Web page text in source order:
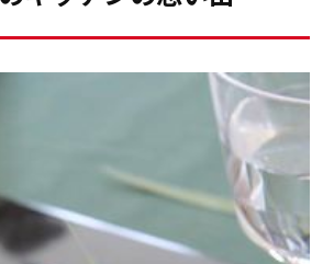
いるだけで、「クリナップ キッチンに
漆器と組み合わせてコーディネート
ます。
は、今のようにキッチンが家の中心で
「お勝手」と呼ばれるように、家の隅
たので、キッチンはお料理を作る裏方
おもてなしは玄関に近い応接室、また
客様にお出しするお料理のタイミング
の母に代わってこっそり廊下から伺